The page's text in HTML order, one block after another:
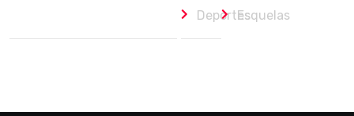
DeportesEsquelas